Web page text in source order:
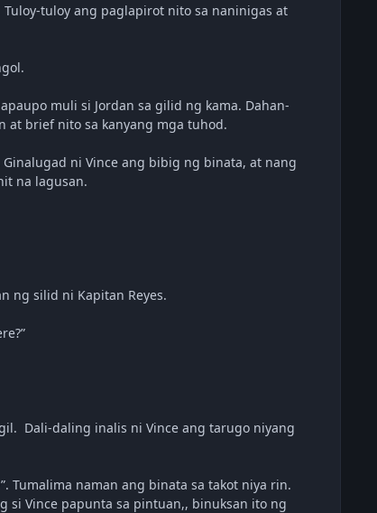
Tuloy-tuloy ang paglapirot nito sa naninigas at
muli si Jordan sa gilid ng kama. Dahan-
at brief nito sa kanyang mga tuhod.
ni Vince ang bibig ng binata, at nang
na lagusan.
ng silid ni Kapitan Reyes.
Dali-daling inalis ni Vince ang tarugo niyang
Tumalima naman ang binata sa takot niya rin.
si Vince papunta sa pintuan,, binuksan ito ng